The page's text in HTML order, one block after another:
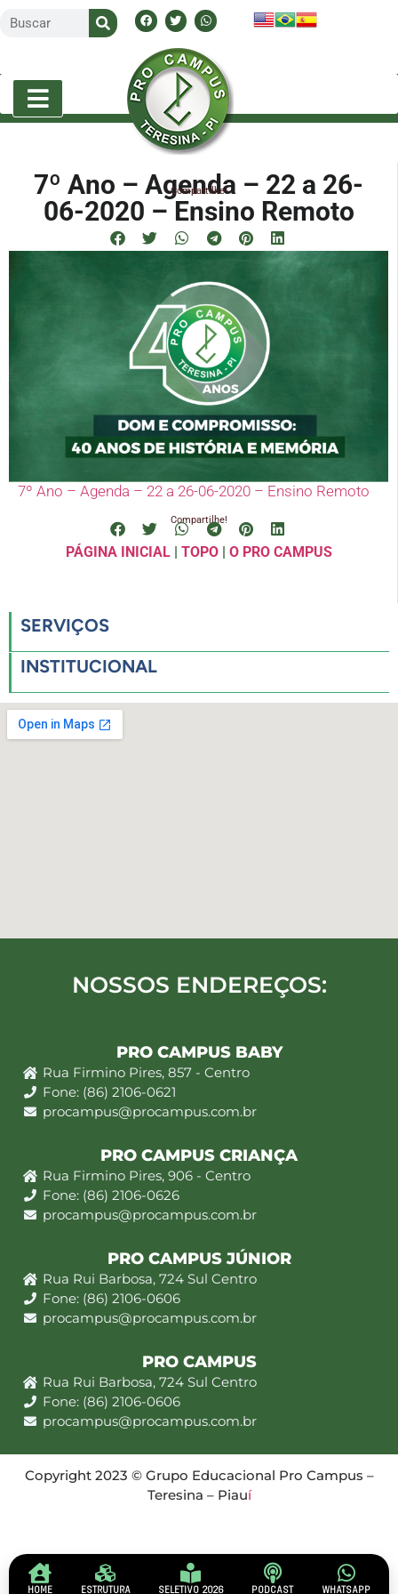
7º Ano – Agenda – 22 a 26-
06-2020 – Ensino Remoto
Compartilhe!
7º Ano – Agenda – 22 a 26-06-2020 – Ensino Remoto
Compartilhe!
PÁGINA INICIAL| TOPO| O PRO CAMPUS
SERVIÇOS
INSTITUCIONAL
NOSSOS ENDEREÇOS:
PRO CAMPUS BABY
Rua Firmino Pires, 857 - Centro
Fone: (86) 2106-0621
procampus@procampus.com.br
PRO CAMPUS CRIANÇA
Rua Firmino Pires, 906 - Centro
Fone: (86) 2106-0626
procampus@procampus.com.br
PRO CAMPUS JÚNIOR
Rua Rui Barbosa, 724 Sul Centro
Fone: (86) 2106-0606
procampus@procampus.com.br
PRO CAMPUS
Rua Rui Barbosa, 724 Sul Centro
Fone: (86) 2106-0606
procampus@procampus.com.br
Copyright 2023 © Grupo Educacional Pro Campus –
Teresina – Piauí
HOME ESTRUTURA SELETIVO 2026 PODCAST WHATSAPP